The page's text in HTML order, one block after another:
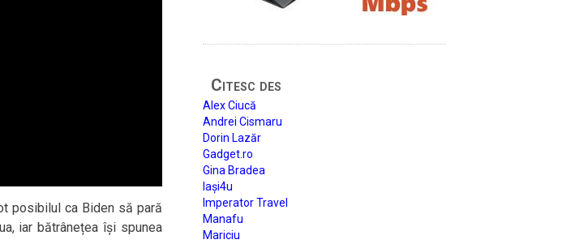
posibilul ca Biden să pară
iar bătrânețea își spunea
Citesc des
Alex Ciucă
Andrei Cismaru
Dorin Lazăr
Gadget.ro
Gina Bradea
Iași4u
Imperator Travel
Manafu
Mariciu